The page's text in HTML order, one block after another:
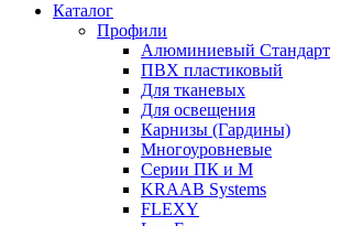
Каталог
Профили
Алюминиевый Стандарт
ПВХ пластиковый
Для тканевых
Для освещения
Карнизы (Гардины)
Многоуровневые
Серии ПК и М
KRAAB Systems
FLEXY